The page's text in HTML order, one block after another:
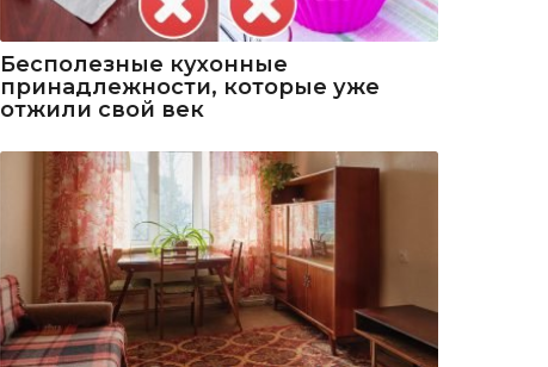
Бесполезные кухонные
принадлежности, которые уже
отжили свой век